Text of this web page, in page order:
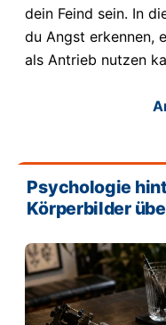
dein Feind sein. In
du Angst erkennen,
als Antrieb nutzen
Psychologie
Körperbilder